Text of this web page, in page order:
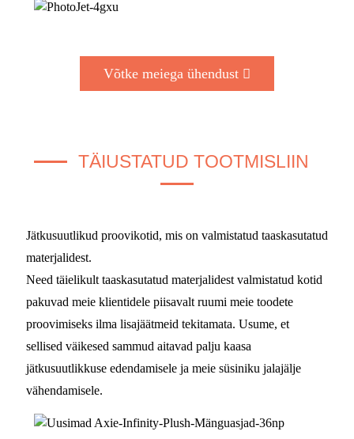
Võtke meiega ühendust
TÄIUSTATUD TOOTMISLIIN
Jätkusuutlikud proovikotid, mis on valmistatud taaskasutatud
materjalidest.
Need täielikult taaskasutatud materjalidest valmistatud kotid
pakuvad meie klientidele piisavalt ruumi meie toodete
proovimiseks ilma lisajäätmeid tekitamata. Usume, et
sellised väikesed sammud aitavad palju kaasa
jätkusuutlikkuse edendamisele ja meie süsiniku jalajälje
vähendamisele.